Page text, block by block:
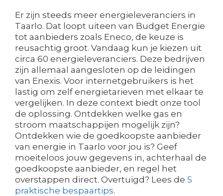
Er zijn steeds meer energieleveranciers in
Taarlo. Dat loopt uiteen van Budget Energie
tot aanbieders zoals Eneco, de keuze is
reusachtig groot. Vandaag kun je kiezen uit
circa 60 energieleveranciers. Deze bedrijven
zijn allemaal aangesloten op de leidingen
van Enexis. Voor internetgebruikers is het
lastig om zelf energietarieven met elkaar te
vergelijken. In deze context biedt onze tool
de oplossing. Ontdekken welke gas en
stroom maatschappijen mogelijk zijn?
Ontdekken wie de goedkoopste aanbieder
van energie in Taarlo voor jou is? Geef
moeiteloos jouw gegevens in, achterhaal de
goedkoopste aanbieder, en regel het
overstappen direct. Overtuigd? Lees de 5
praktische bespaartips.